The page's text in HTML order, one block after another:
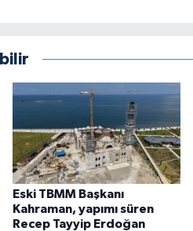
Eski TBMM Başkanı
Kahraman, yapımı süren
Recep Tayyip Erdoğan